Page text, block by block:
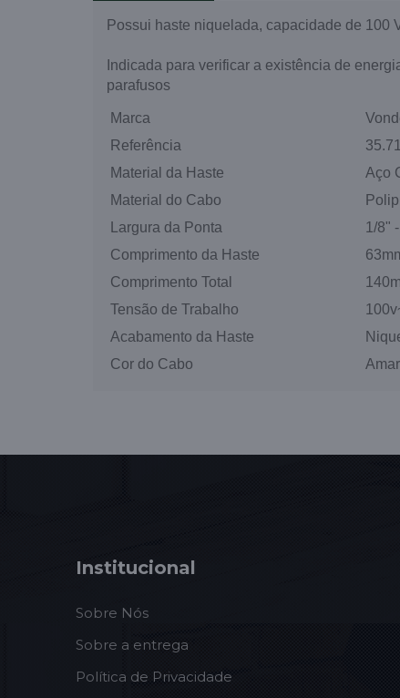
Possui haste niquelada, capacidade de 100
Indicada para verificar a existência de
parafusos
Marca
Referência
Material da Haste
Aço
Material do Cabo
Largura da Ponta
1/8"
Comprimento da Haste
Comprimento Total
Tensão de Trabalho
Acabamento da Haste
Cor do Cabo
Institucional
Sobre Nós
Sobre a entrega
Política de Privacidade